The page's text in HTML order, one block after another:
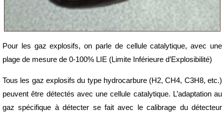
Pour les gaz explosifs, on parle de cellule catalytique, avec une
plage de mesure de 0-100% LIE (Limite Inférieure d’Explosibilité)
Tous les gaz explosifs du type hydrocarbure (H2, CH4, C3H8, etc.)
peuvent être détectés avec une cellule catalytique. L’adaptation au
gaz spécifique à détecter se fait avec le calibrage du détecteur